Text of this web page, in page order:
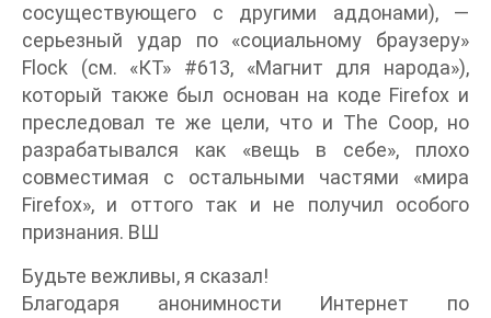
сосуществующего с другими аддонами), —
серьезный удар по «социальному браузеру»
Flock (см. «КТ» #613, «Магнит для народа»),
который также был основан на коде Firefox и
преследовал те же цели, что и The Coop, но
разрабатывался как «вещь в себе», плохо
совместимая с остальными частями «мира
Firefox», и оттого так и не получил особого
признания. ВШ
Будьте вежливы, я сказал!
Благодаря анонимности Интернет по